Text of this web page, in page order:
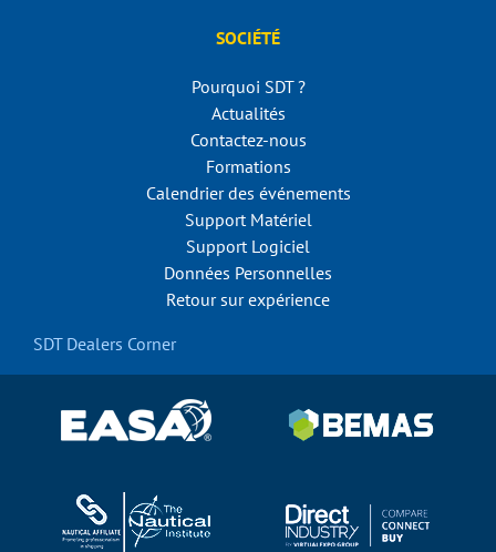
SOCIÉTÉ
Pourquoi SDT ?
Actualités
Contactez-nous
Formations
Calendrier des événements
Support Matériel
Support Logiciel
Données Personnelles
Retour sur expérience
SDT Dealers Corner